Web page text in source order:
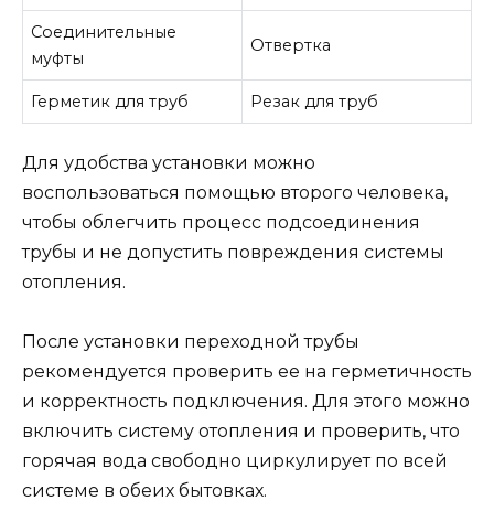
Соединительные
муфты
Отвертка
Герметик для труб Резак для труб
Для удобства установки можно
воспользоваться помощью второго человека,
чтобы облегчить процесс подсоединения
трубы и не допустить повреждения системы
отопления.
После установки переходной трубы
рекомендуется проверить ее на герметичность
и корректность подключения. Для этого можно
включить систему отопления и проверить, что
горячая вода свободно циркулирует по всей
системе в обеих бытовках.